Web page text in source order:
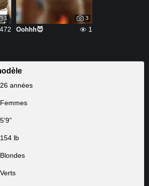
1
472
3
Oohhh😈
1
26 années
Femmes
5'9"
154 lb
Blondes
Verts